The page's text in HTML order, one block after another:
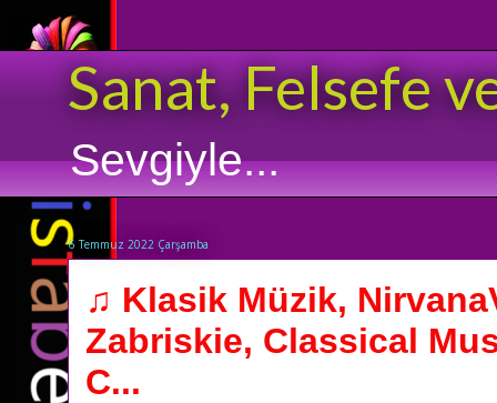
Sanat, Felsefe
Sevgiyle...
6 Temmuz 2022 Çarşamba
♫ Klasik Müzik,
Zabriskie, Classical
C...